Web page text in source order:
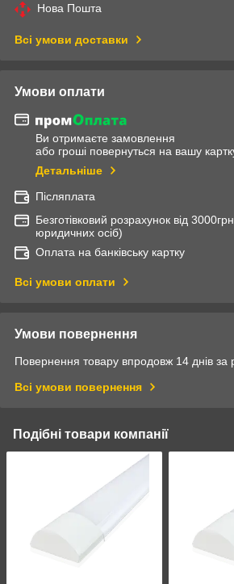
Нова Пошта
Всі умови доставки
Умови оплати
Ви отримаєте замовлення
або гроші повернуться на вашу
Детальніше
Післяплата
Безготівковий розрахунок від
юридичних осіб)
Оплата на банківську картку
Всі умови оплати
Умови повернення
Повернення товару впродовж 14 днів за
Всі умови повернення
Подібні товари компанії